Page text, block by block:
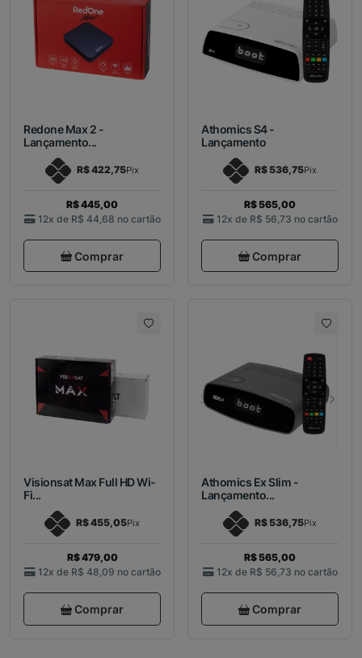
Redone Max 2 -
Lançamento...
R$ 422,75Pix
R$ 445,00
12x de R$ 44,68 no cartão
Comprar
Athomics S4 -
Lançamento
R$ 536,75Pix
R$ 565,00
12x de R$ 56,73 no cartão
Comprar
Visionsat Max Full HD Wi-
Fi...
R$ 455,05Pix
R$ 479,00
12x de R$ 48,09 no cartão
Comprar
Athomics Ex Slim -
Lançamento...
R$ 536,75Pix
R$ 565,00
12x de R$ 56,73 no cartão
Comprar